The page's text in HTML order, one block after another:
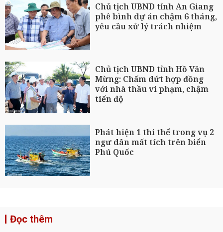
Chủ tịch UBND tỉnh An Giang
phê bình dự án chậm 6 tháng,
yêu cầu xử lý trách nhiệm
Chủ tịch UBND tỉnh Hồ Văn
Mừng: Chấm dứt hợp đồng
với nhà thầu vi phạm, chậm
tiến độ
Phát hiện 1 thi thể trong vụ 2
ngư dân mất tích trên biển
Phú Quốc
Đọc thêm